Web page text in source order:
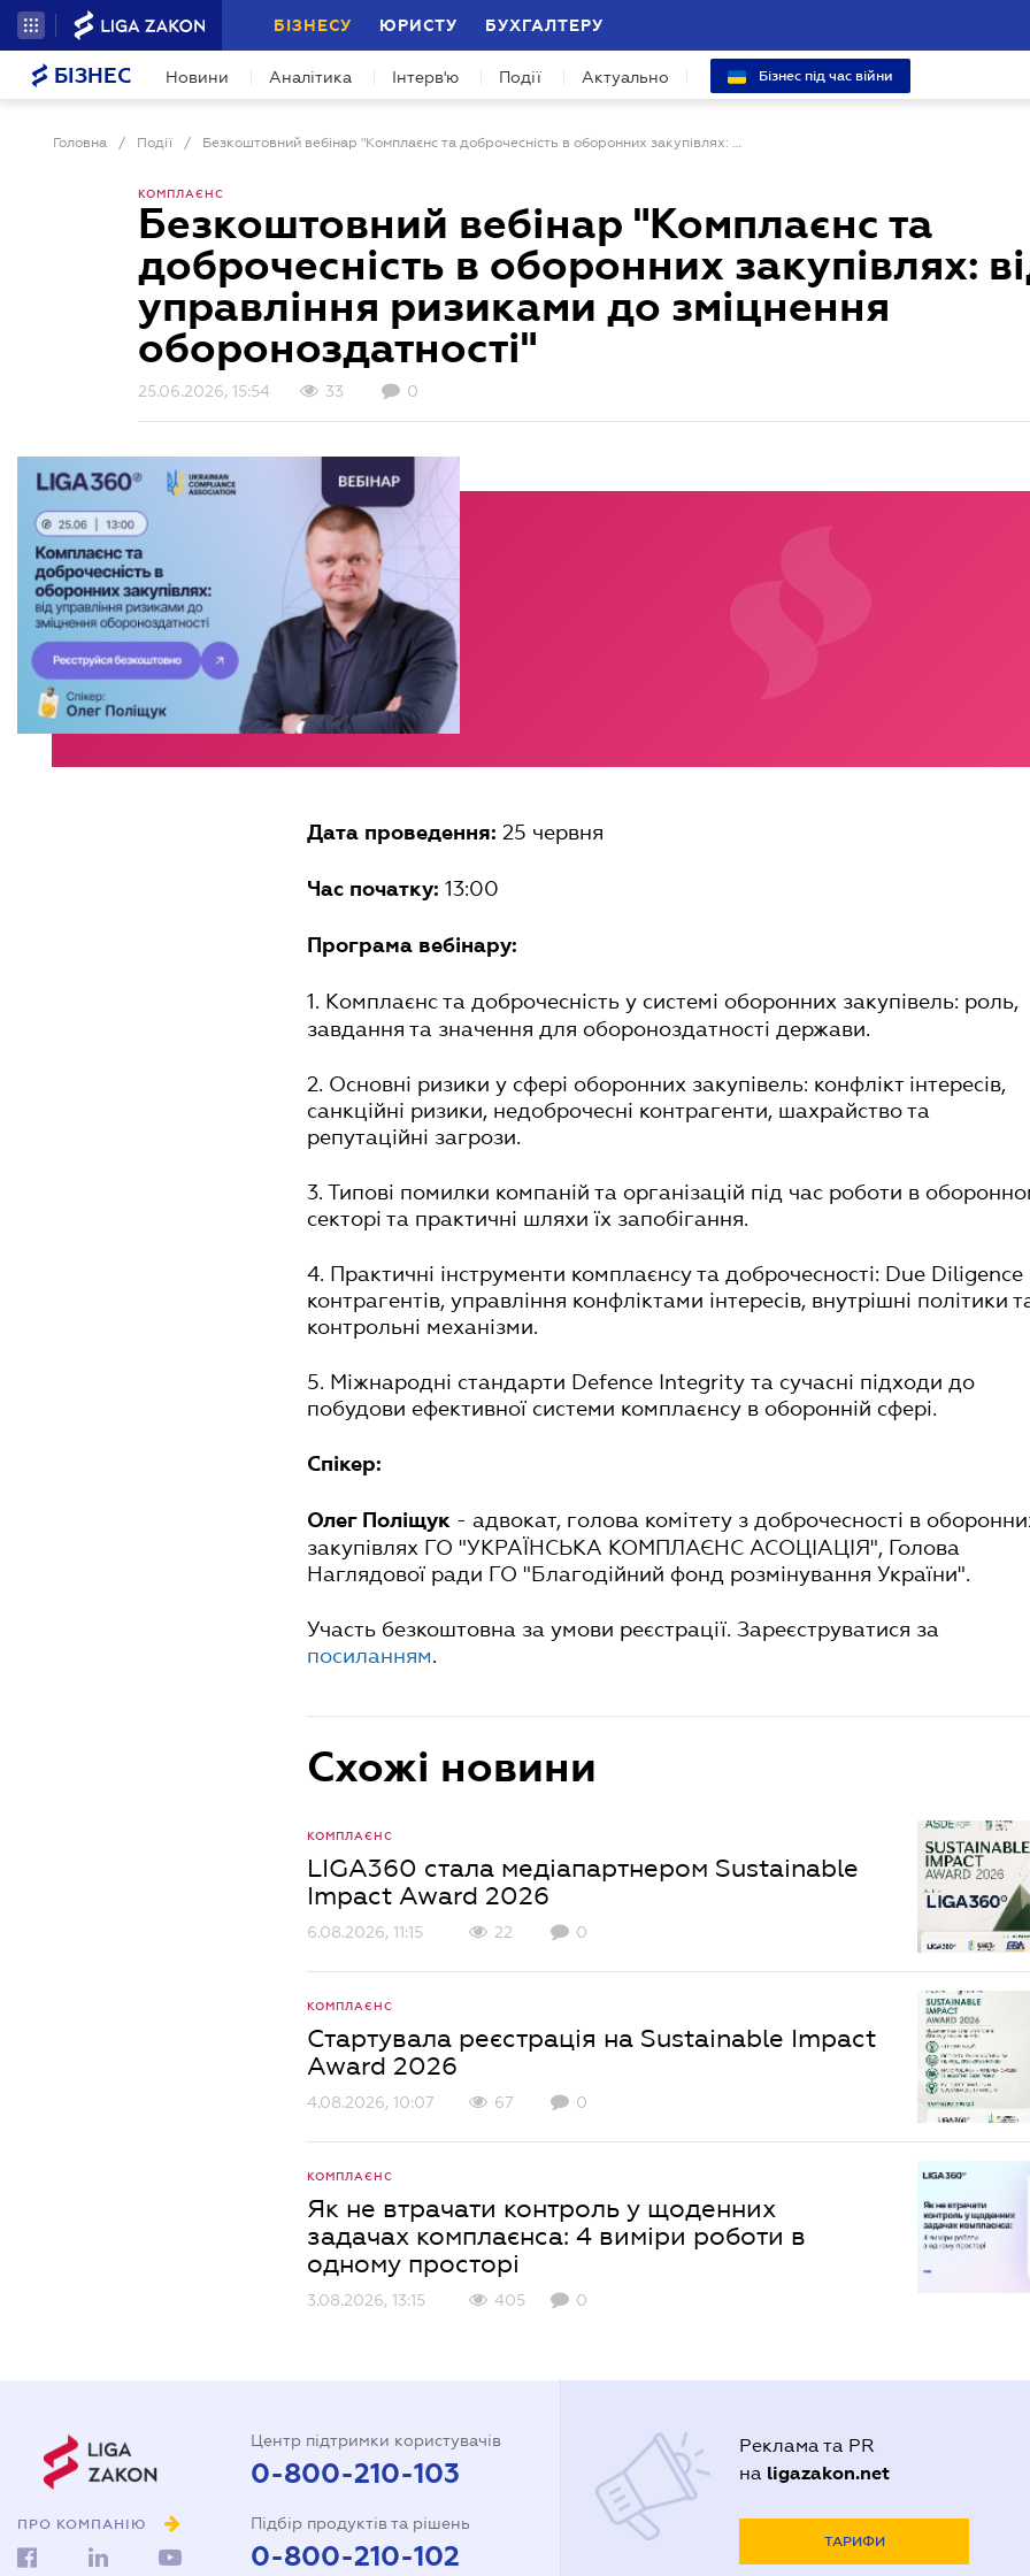
БІЗНЕСУ ЮРИСТУ БУХГАЛТЕРУ
БІЗНЕС Новини Аналітика Інтерв'ю Події Актуально Бізнес під час війни
Головна / Події / Безкоштовний вебінар "Комплаєнс та доброчесність в оборонних закупівлях: від управління ризиками до зміцнення обороноздатності"
КОМПЛАЄНС
Безкоштовний вебінар "Комплаєнс та
доброчесність в оборонних закупівлях:
управління ризиками до зміцнення
обороноздатності"
25.06.2026, 15:54 33 0
Дата проведення: 25 червня
Час початку: 13:00
Програма вебінару:
1. Комплаєнс та доброчесність у системі оборонних закупівель: роль,
завдання та значення для обороноздатності держави.
2. Основні ризики у сфері оборонних закупівель: конфлікт інтересів,
санкційні ризики, недоброчесні контрагенти, шахрайство та
репутаційні загрози.
3. Типові помилки компаній та організацій під час роботи в
секторі та практичні шляхи їх запобігання.
4. Практичні інструменти комплаєнсу та доброчесності: Due Diligence
контрагентів, управління конфліктами інтересів, внутрішні політики
контрольні механізми.
5. Міжнародні стандарти Defence Integrity та сучасні підходи до
побудови ефективної системи комплаєнсу в оборонній сфері.
Спікер:
Олег Поліщук - адвокат, голова комітету з доброчесності в
закупівлях ГО "УКРАЇНСЬКА КОМПЛАЄНС АСОЦІАЦІЯ", Голова
Наглядової ради ГО "Благодійний фонд розмінування України".
Участь безкоштовна за умови реєстрації. Зареєструватися за
посиланням.
Схожі новини
КОМПЛАЄНС
LIGA360 стала медіапартнером Sustainable
Impact Award 2026
6.08.2026, 11:15 22 0
КОМПЛАЄНС
Стартувала реєстрація на Sustainable Impact
Award 2026
4.08.2026, 10:07 67 0
КОМПЛАЄНС
Як не втрачати контроль у щоденних
задачах комплаєнса: 4 виміри роботи в
одному просторі
3.08.2026, 13:15 405 0
ПРО КОМПАНІЮ
Центр підтримки користувачів
0-800-210-103
Підбір продуктів та рішень
0-800-210-102
Реклама та PR
на ligazakon.net
ТАРИФИ